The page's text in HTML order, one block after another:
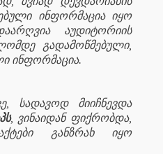
ინფორმაცია იყო
აუდიტორიის
გადამოწმებული,
ინფორმაცია.
სადავოდ მიიჩნევდა
, ვინაიდან ფიქრობდა,
განზრახ იყო